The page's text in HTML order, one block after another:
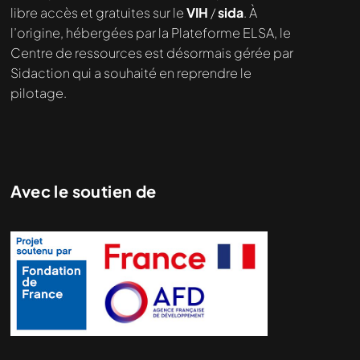
Nous cherchons le contenu
demandé....
libre accès et gratuites sur leVIH /sida. À
l’origine, hébergées par la Plateforme ELSA, le
Centre de ressources est désormais gérée par
Sidaction qui a souhaité en reprendre le
pilotage.
Avec le soutien de